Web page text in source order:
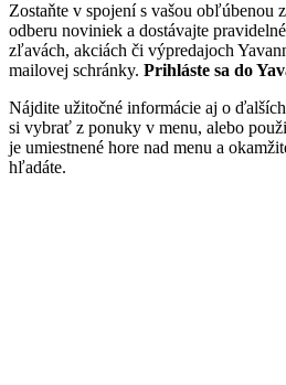
Zostaňte v spojení s vašou obľúbenou
odberu noviniek a dostávajte
zľavách, akciách či výpredajoch
mailovej schránky. Prihláste sa do
Nájdite užitočné informácie aj o ďalších
si vybrať z ponuky v menu, alebo
je umiestnené hore nad menu a
hľadáte.